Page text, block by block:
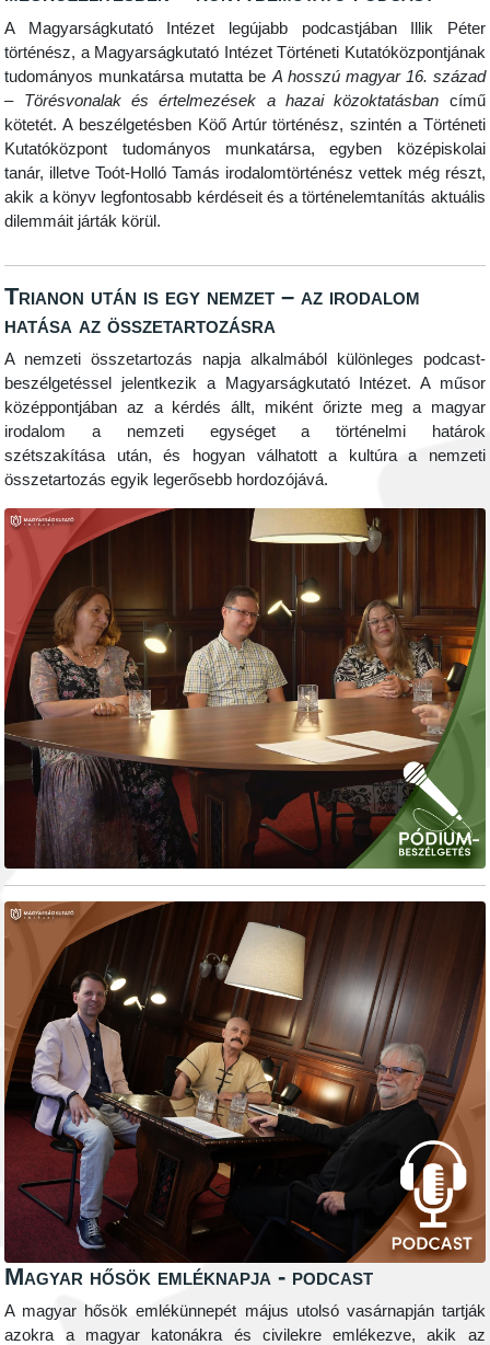
A Magyarságkutató Intézet legújabb podcastjában Illik Péter
történész, a Magyarságkutató Intézet Történeti Kutatóközpontjának
tudományos munkatársa mutatta be A hosszú magyar 16. század
– Törésvonalak és értelmezések a hazai közoktatásban című
kötetét. A beszélgetésben Köő Artúr történész, szintén a Történeti
Kutatóközpont tudományos munkatársa, egyben középiskolai
tanár, illetve Toót-Holló Tamás irodalomtörténész vettek még részt,
akik a könyv legfontosabb kérdéseit és a történelemtanítás aktuális
dilemmáit járták körül.
Trianon után is egy nemzet – az irodalom
hatása az összetartozásra
A nemzeti összetartozás napja alkalmából különleges podcast-
beszélgetéssel jelentkezik a Magyarságkutató Intézet. A műsor
középpontjában az a kérdés állt, miként őrizte meg a magyar
irodalom a nemzeti egységet a történelmi határok
szétszakítása után, és hogyan válhatott a kultúra a nemzeti
összetartozás egyik legerősebb hordozójává.
Magyar hősök emléknapja - podcast
A magyar hősök emlékünnepét május utolsó vasárnapján tartják
azokra a magyar katonákra és civilekre emlékezve, akik az